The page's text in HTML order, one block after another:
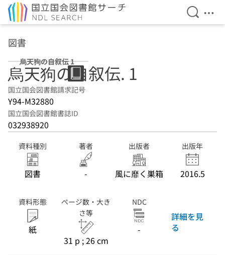
検索を
メ
図書
烏天狗の自叙伝 1
烏天狗の自叙伝. 1
国立国会図書館請求記号
Y94-M32880
国立国会図書館書誌ID
032938920
資料種別
図書
著者
-
出版者
風に靡く巣箱
出版年
2016.5
資料形態
紙
ページ数・大き
さ等
31 p ; 26 cm
NDC
-
詳細を見
る